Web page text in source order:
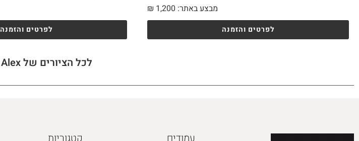
מבצע באתר:
₪ 1,200
לפרטים והזמנה לפרטים והזמנה
לכל הציורים של Alex לחצו כאן
עמודים קטגוריות